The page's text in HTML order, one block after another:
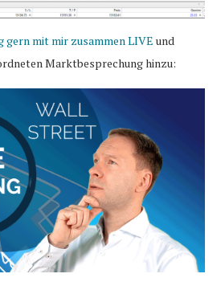
gern mit mir zusammen LIVE und
Marktbesprechung hinzu: